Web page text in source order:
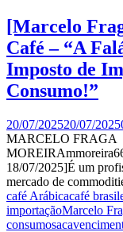
[Marcelo
Café – “A
Imposto de
Consumo!”
20/07/202520/07/2025
MARCELO FRAGA
18/07/2025]É um
mercado de
café Arábicacafé
importaçãoMarcelo
consumosaca